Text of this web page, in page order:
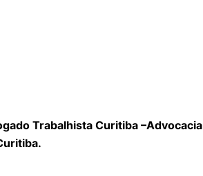
Trabalhista Curitiba –Advocacia